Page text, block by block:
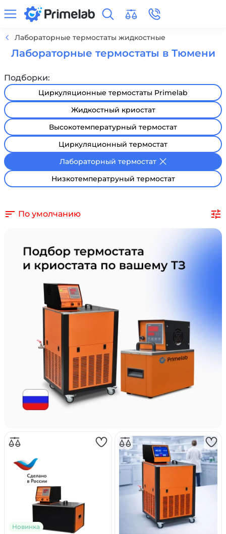
Лабораторные термостаты жидкостные
Лабораторные термостаты в Тюмени
Подборки:
Циркуляционные термостаты Primelab
Жидкостный криостат
Высокотемпературный термостат
Циркуляционный термостат
Лабораторный термостат
Низкотемператруный термостат
По умолчанию
Новинка